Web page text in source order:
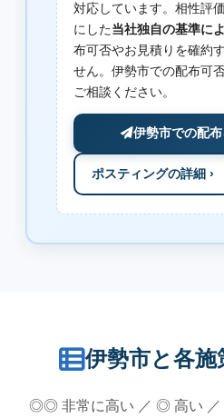
対応しています。相性評
にした当社独自の基準に
布可否やお見積りを確約
せん。伊勢市での配布可
ご相談ください。
伊勢市での配
ポスティングの詳細 ›
伊勢市と各施
◎◎ 非常に高い ／ ◎ 高い